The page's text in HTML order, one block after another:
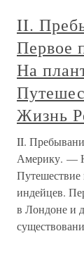
II.
Первое
На
Жизнь
II.
Америку. —
индейцев.
в Лондоне и